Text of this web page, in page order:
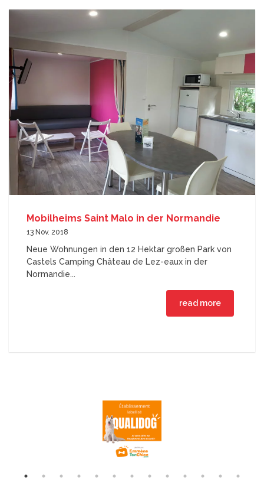
Mobilheims Saint Malo in der Normandie
13 Nov. 2018
Neue Wohnungen in den 12 Hektar großen Park von
Castels Camping Château de Lez-eaux in der
Normandie...
read more